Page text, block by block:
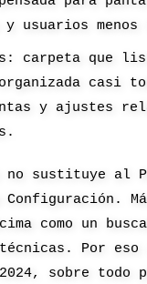
usuarios menos
carpeta que
casi
y ajustes
no sustituye al
como un
Por eso
sobre todo